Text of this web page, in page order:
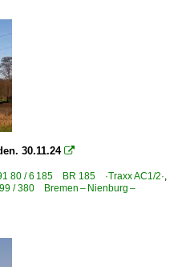
30.11.24 
80 / 6 185 BR 185 ·Traxx AC1/2·,
/ 380 Bremen – Nienburg –